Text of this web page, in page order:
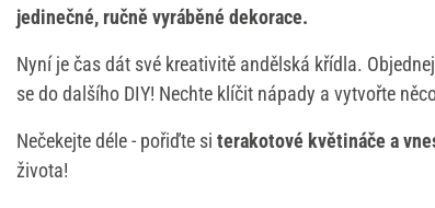
jedinečné, ručně vyráběné dekorace.
Nyní je čas dát své kreativitě andělská křídla.
se do dalšího DIY! Nechte klíčit nápady a vytvořte
Nečekejte déle - pořiďte si terakotové květináče a
života!